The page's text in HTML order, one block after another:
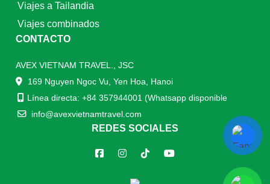
Viajes a Tailandia
Viajes combinados
CONTACTO
AVEX VIETNAM TRAVEL., JSC
169 Nguyen Ngoc Vu, Yen Hoa, Hanoi
Línea directa: +84 357944001 (Whatsapp disponible
info@avexvietnamtravel.com
REDES SOCIALES